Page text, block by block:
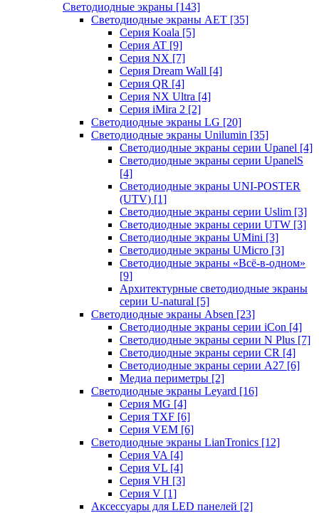
Светодиодные экраны [143]
Светодиодные экраны AET [35]
Cерия Koala [5]
Серия AT [9]
Серия NX [7]
Серия Dream Wall [4]
Серия QR [4]
Серия NX Ultra [4]
Серия iMira 2 [2]
Светодиодные экраны LG [20]
Светодиодные экраны Unilumin [35]
Светодиодные экраны серии Upanel [4]
Светодиодные экраны серии UpanelS
[4]
Светодиодные экраны UNI-POSTER
(UTV) [1]
Светодиодные экраны серии Uslim [3]
Светодиодные экраны серии UTW [3]
Светодиодные экраны UMini [3]
Светодиодные экраны UMicro [3]
Светодиодные экраны «Всё-в-одном»
[9]
Архитектурные светодиодные экраны
серии U-natural [5]
Светодиодные экраны Absen [23]
Светодиодные экраны серии iCon [4]
Светодиодные экраны серии N Plus [7]
Светодиодные экраны серии CR [4]
Светодиодные экраны серии А27 [6]
Медиа периметры [2]
Светодиодные экраны Leyard [16]
Серия MG [4]
Серия TXF [6]
Серия VEM [6]
Светодиодные экраны LianTronics [12]
Серия VA [4]
Серия VL [4]
Серия VH [3]
Серия V [1]
Аксессуары для LED панелей [2]